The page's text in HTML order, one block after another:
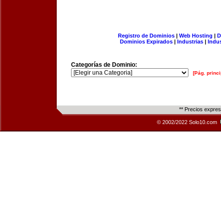
Registro de Dominios| Web Hosting |
Dominios Expirados | Industrias |
Categorías de Dominio:
[Pág.
** Precios
© 2002/2022 Solo10.com